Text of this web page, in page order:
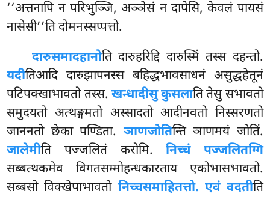
‘‘अत्तनापि न परिभुञ्जि, अञ्ञेसं न दापेसि, केवलं पायसं
नासेसी’’ति दोमनस्सप्पत्तो.
दारुसमादहानोति दारुहरिद्दि दारुस्मिं तस्स दहन्तो.
यदीतिआदि दारुझापनस्स बहिद्धभावसाधनं असुद्धहेतूनं
पटिपक्खाभावतो तस्स. खन्धादीसु कुसलाति तेसु सभावतो
समुदयतो अत्थङ्गमतो अस्सादतो आदीनवतो निस्सरणतो
जाननतो छेका पण्डिता. ञाणजोतिन्ति ञाणमयं जोतिं.
जालेमीति पज्जलितं करोमि.निच्चं पज्जलितग्गि
सब्बत्थकमेव विगतसम्मोहन्धकारताय एकोभासभावतो.
सब्बसो विक्खेपाभावतो निच्चसमाहितत्तो. एवं वदतीति